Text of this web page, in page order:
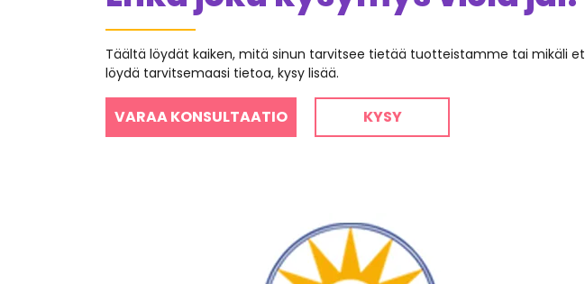
Täältä löydät kaiken, mitä sinun tarvitsee tietää tuotteistamme tai mikäli et
löydä tarvitsemaasi tietoa, kysy lisää.
VARAA KONSULTAATIO KYSY